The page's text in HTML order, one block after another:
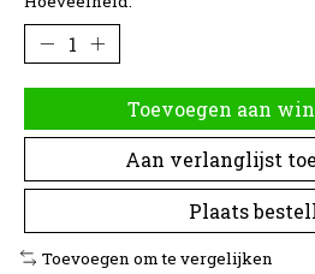
Toevoegen aan
Aan verlanglijst
Plaats
Toevoegen om te vergelijken